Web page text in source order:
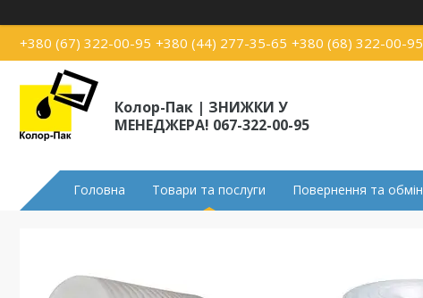
+380 (67) 322-00-95 +380 (44) 277-35-65 +380 (68) 322-00-95
Колор-Пак | ЗНИЖКИ У
МЕНЕДЖЕРА! 067-322-00-95
Головна Товари та послуги Повернення та обмін